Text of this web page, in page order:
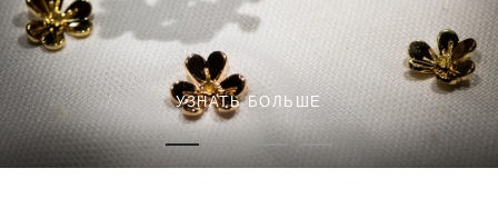
УЗНАТЬ БОЛЬШЕ